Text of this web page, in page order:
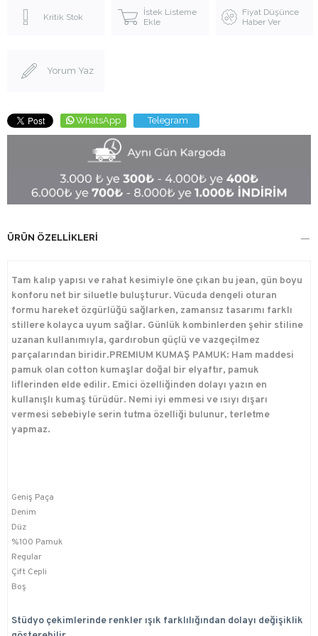
Kritik Stok
İstek Listeme
Ekle
Fiyat Düşünce
Haber Ver
Yorum Yaz
WhatsApp Telegram
ÜRÜN ÖZELLIKLERI
Tam kalıp yapısı ve rahat kesimiyle öne çıkan bu jean, gün boyu
konforu net bir siluetle buluşturur. Vücuda dengeli oturan
formu hareket özgürlüğü sağlarken, zamansız tasarımı farklı
stillere kolayca uyum sağlar. Günlük kombinlerden şehir stiline
uzanan kullanımıyla, gardırobun güçlü ve vazgeçilmez
parçalarından biridir.PREMIUM KUMAŞ PAMUK: Ham maddesi
pamuk olan cotton kumaşlar doğal bir elyaftır, pamuk
liflerinden elde edilir. Emici özelliğinden dolayı yazın en
kullanışlı kumaş türüdür. Nemi iyi emmesi ve ısıyı dışarı
vermesi sebebiyle serin tutma özelliği bulunur, terletme
yapmaz.
Geniş Paça
Denim
Düz
%100 Pamuk
Regular
Çift Cepli
Boş
Stüdyo çekimlerinde renkler ışık farklılığından dolayı değişiklik